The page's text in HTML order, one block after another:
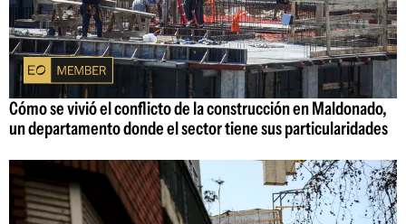
Cómo se vivió el conflicto de la construcción en Maldonado,
un departamento donde el sector tiene sus particularidades